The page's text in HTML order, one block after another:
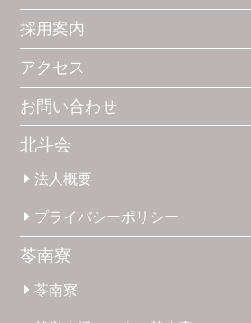
採用案内
アクセス
お問い合わせ
北斗会
法人概要
プライバシーポリシー
苓南寮
苓南寮